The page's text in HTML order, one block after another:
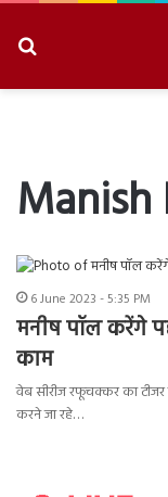
Manish
6 June 2023 - 5:35 PM
मनीष पॉल करेंगे
काम
वेब सीरीज रफूचक्कर का टीजर
करने जा रहे…